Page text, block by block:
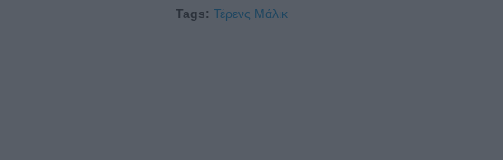
Tags: Τέρενς Μάλικ